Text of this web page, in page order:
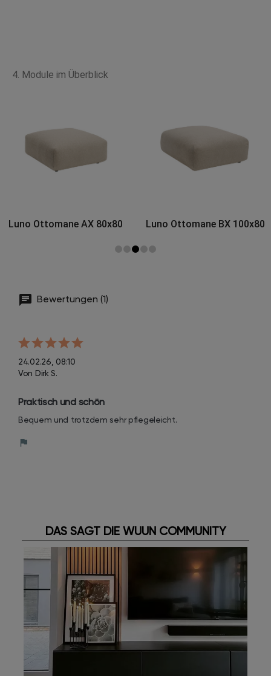
4. Module im Überblick
Luno Ottomane BX 100x80
Luno Ottomane CX
Bewertungen (1)
24.02.26, 08:10
Von Dirk S.
Praktisch und schön
Bequem und trotzdem sehr pflegeleicht.
DAS SAGT DIE WUUN COMMUNITY